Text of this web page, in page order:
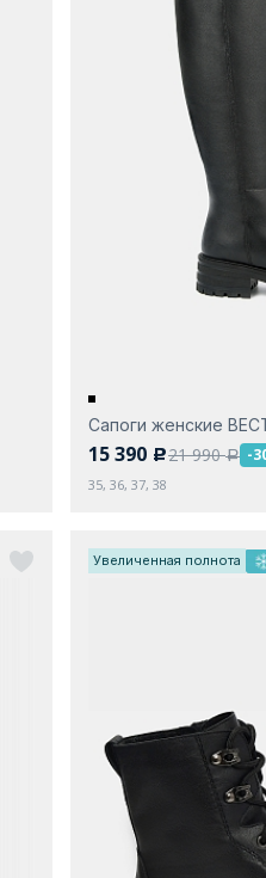
Сапоги женские
15 390 c21 990a -
35, 36, 37, 38
Увеличенная полнота